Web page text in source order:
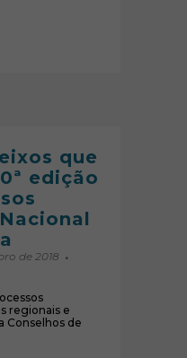
que
edição
de 2018
regionais e
Conselhos de